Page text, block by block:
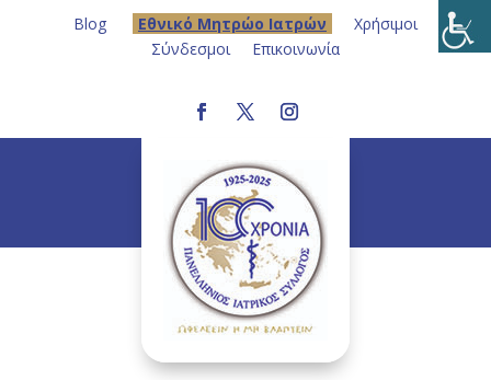
Blog Eθνικό Μητρώο Ιατρών
Χρήσιμοι
Σύνδεσμοι
Επικοινωνία